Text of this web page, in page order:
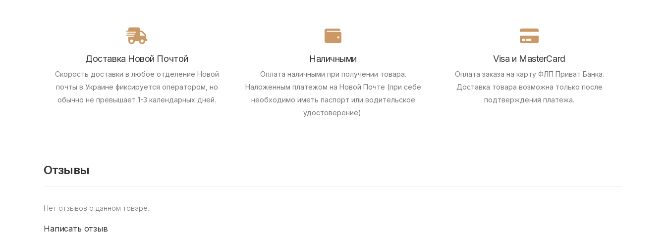
Доставка Новой Почтой
Скорость доставки в любое отделение Новой
почты в Украине фиксируется оператором, но
обычно не превышает 1-3 календарных дней.
Наличными
Оплата наличными при получении товара.
Наложенным платежом на Новой Почте (при себе
необходимо иметь паспорт или водительское
удостоверение).
Visa и MasterCard
Оплата заказа на карту ФЛП Приват Банка.
Доставка товара возможна только после
подтверждения платежа.
Отзывы
Нет отзывов о данном товаре.
Написать отзыв